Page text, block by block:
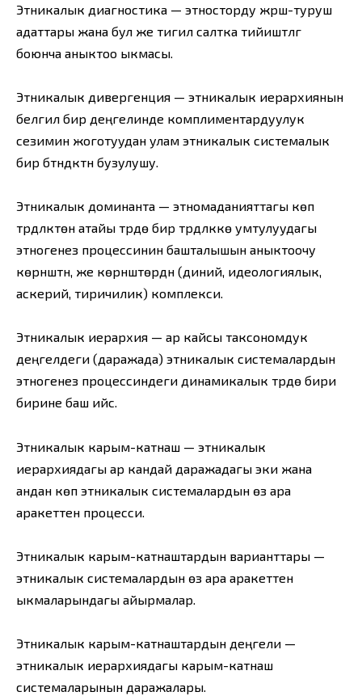
Этникалык диагностика — этносторду жүрүш-туруш
адаттары жана бул же тигил салтка тийиштүүлүгү
боюнча аныктоо ыкмасы.
Этникалык дивергенция — этникалык иерархиянын
белгилүү бир деңгелинде комплиментардуулук
сезимин жоготуудан улам этникалык системалык
бир бүтүндүктүн бузулушу.
Этникалык доминанта — этномаданияттагы көп
түрдүүлүктөн атайы түрдө бир түрдүүлүккө умтулуудагы
этногенез процессинин башталышын аныктоочу
көрүнүштүн, же көрүнүштөрдүн (диний, идеологиялык,
аскерий, тиричилик) комплекси.
Этникалык иерархия — ар кайсы таксономдук
деңгелдеги (даражада) этникалык системалардын
этногенез процессиндеги динамикалык түрдө бири
бирине баш ийүүсү.
Этникалык карым-катнаш — этникалык
иерархиядагы ар кандай даражадагы эки жана
андан көп этникалык системалардын өз ара
аракеттенүү процесси.
Этникалык карым-катнаштардын варианттары —
этникалык системалардын өз ара аракеттенүү
ыкмаларындагы айырмалар.
Этникалык карым-катнаштардын деңгели —
этникалык иерархиядагы карым-катнаш
системаларынын даражалары.